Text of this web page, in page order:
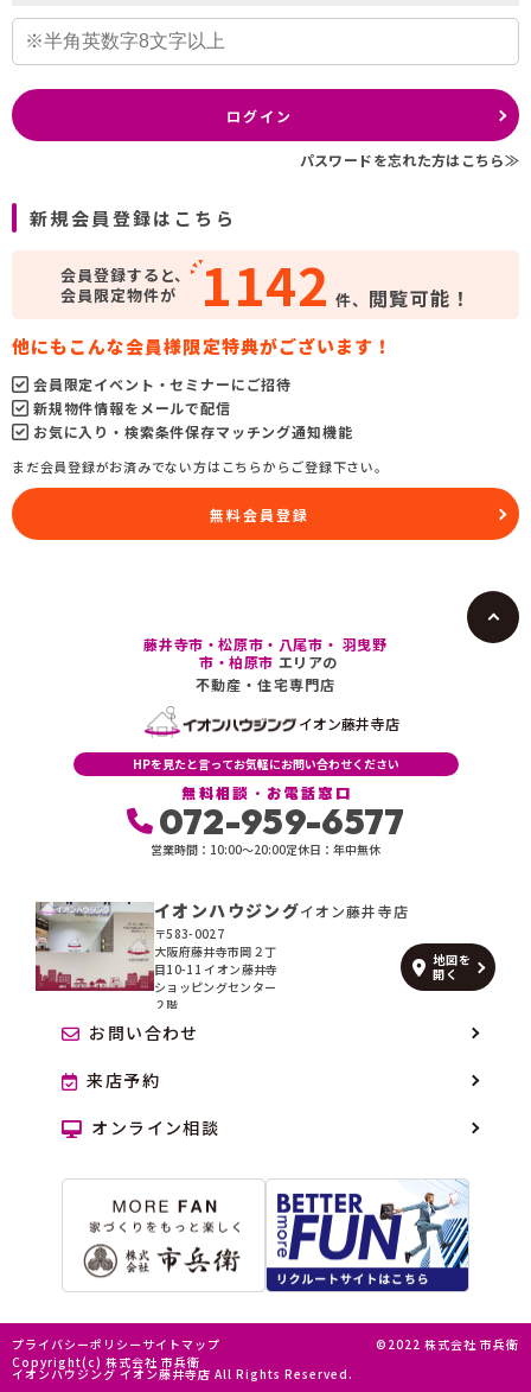
ログイン
パスワードを忘れた方はこちら≫
新規会員登録はこちら
会員登録すると、
会員限定物件が
1142 件、 閲覧可能！
他にもこんな会員様限定特典がございます！
会員限定イベント・セミナーにご招待
新規物件情報をメールで配信
お気に入り・検索条件保存マッチング通知機能
まだ会員登録がお済みでない方はこちらからご登録下さい。
無料会員登録
藤井寺市・松原市・八尾市・ 羽曳野
市・柏原市 エリアの
不動産・住宅専門店
イオン藤井寺店
HPを見たと言ってお気軽にお問い合わせください
無料相談・お電話窓口
072-959-6577
営業時間：10:00〜20:00定休日：年中無休
イオンハウジングイオン藤井寺店
〒583-0027
大阪府藤井寺市岡２丁
目10-11 イオン藤井寺
ショッピングセンター
２階
地図を
開く
お問い合わせ
来店予約
オンライン相談
プライバシーポリシー サイトマップ
©2022 株式会社 市兵衛
Copyright(c) 株式会社 市兵衛
イオンハウジング イオン藤井寺店 All Rights Reserved.